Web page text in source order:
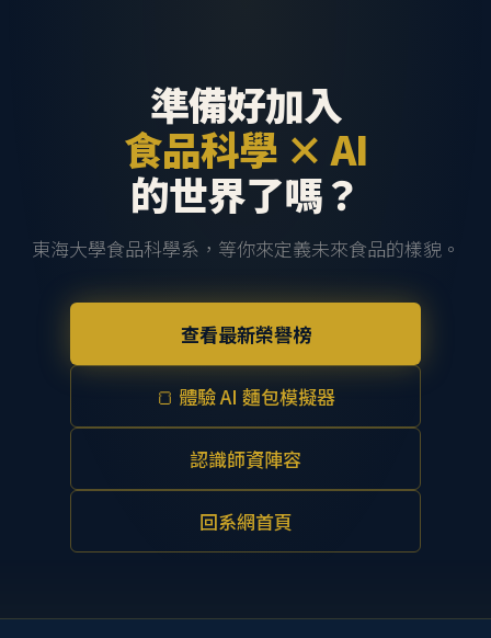
準備好加入
食品科學 × AI
的世界了嗎？
東海大學食品科學系，等你來定義未來食品的樣貌。
查看最新榮譽榜
🍞 體驗 AI 麵包模擬器
認識師資陣容
回系網首頁